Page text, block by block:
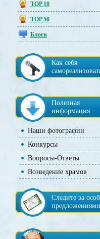
TOP 10
TOP 50
Блоги
Как себя
Полезная
информация
Наши фотографии
Конкурсы
Вопросы-Ответы
Возведение храмов
Следите за
предложениями